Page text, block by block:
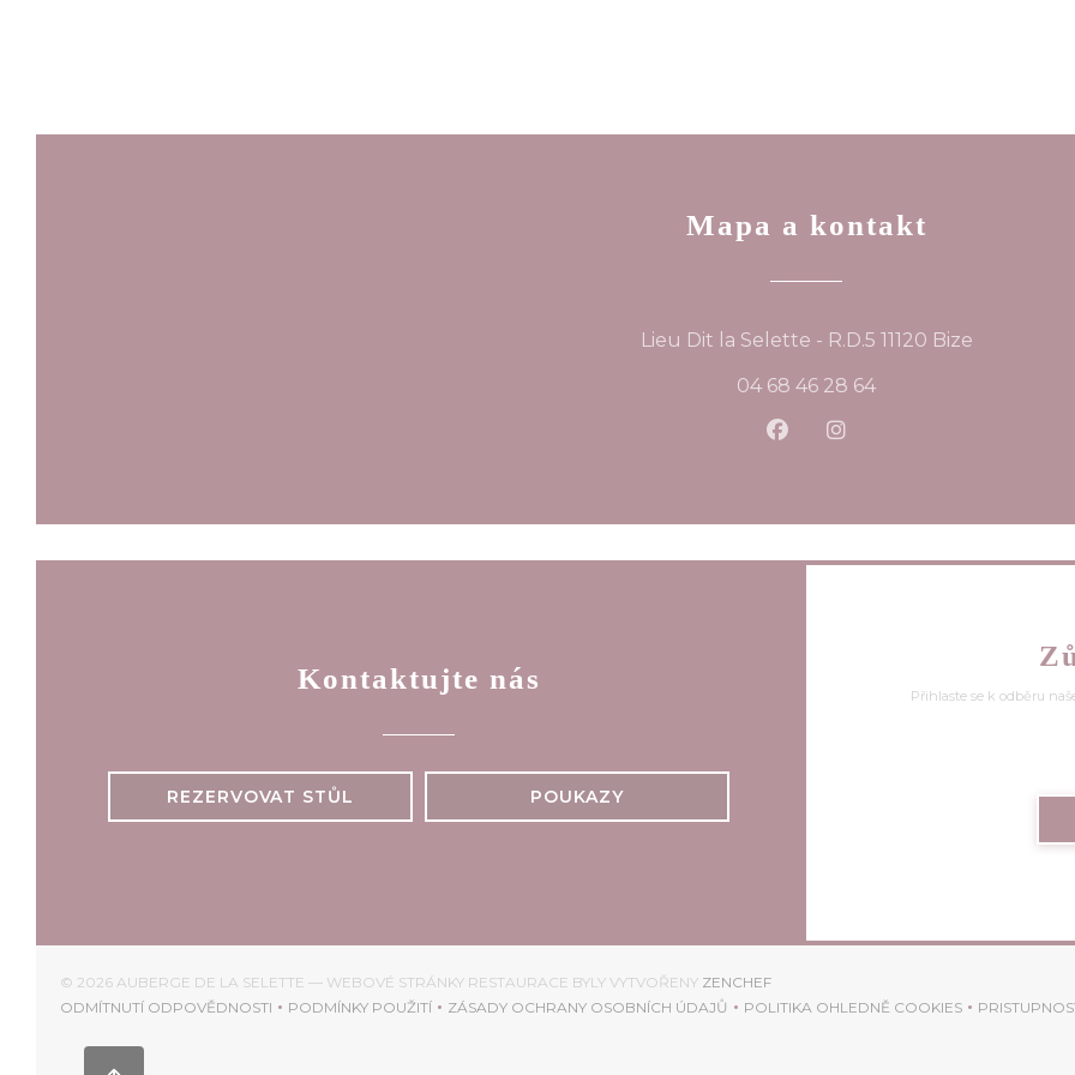
Mapa a kontakt
Lieu Dit la Selette - R.D.5 11120 Bize((otevře se
04 68 46 28 64
Facebook ((otevře se v
Instagram ((otevře se
Kontaktujte nás
REZERVOVAT STŮL POUKAZY
Přihlaste se k odběru
© 2026 AUBERGE DE LA SELETTE — WEBOVÉ STRÁNKY RESTAURACE BYLY VYTVOŘENY ZENCHEF((OTEVŘE SE V NOVÉM OKNĚ))
ODMÍTNUTÍ ODPOVĚDNOSTI
((OTEVŘE SE V NOVÉM OKNĚ))
PODMÍNKY POUŽITÍ
((OTEVŘE SE V NOVÉM OKNĚ))
ZÁSADY OCHRANY OSOBNÍCH ÚDAJŮ
((OTEVŘE SE V NOVÉM OKNĚ))
POLITIKA OHLEDNĚ COOKIES
((OTEVŘE SE V NOVÉM